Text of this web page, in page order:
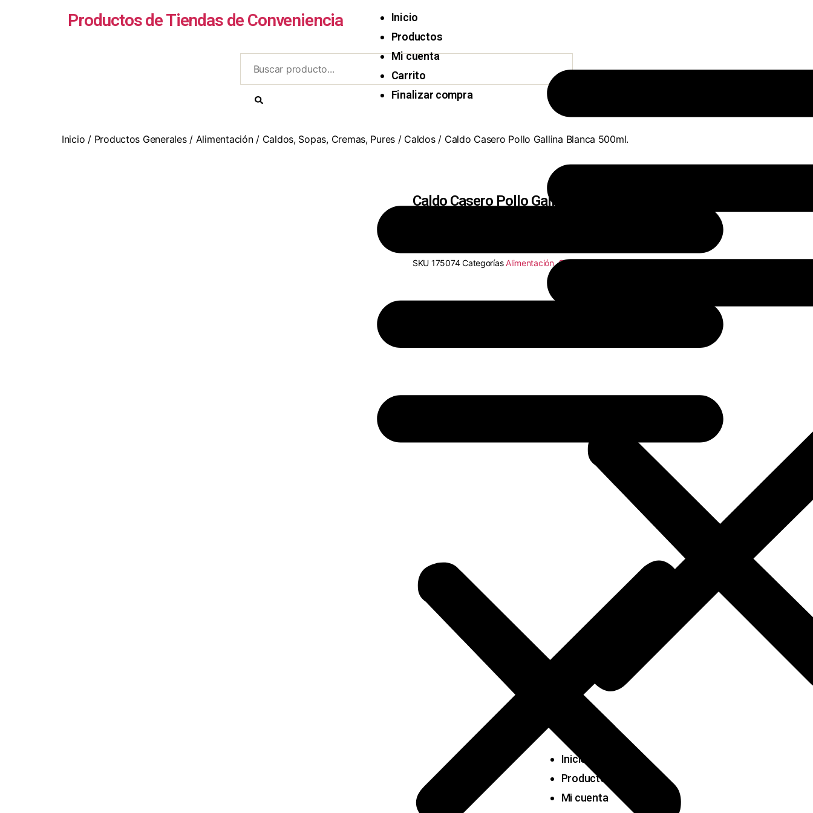
Productos de Tiendas de Conveniencia
Inicio
Productos
Mi cuenta
Carrito
Finalizar compra
Inicio
Productos
Mi cuenta
Inicio / Productos Generales/ Alimentación/ Caldos, Sopas, Cremas, Pures / Caldos/ Caldo Casero Pollo Gallina Blanca 500ml.
Caldo Casero Pollo Gallina Blanca 500ml.
SKU 175074Categorías Alimentación,Caldos,Productos Generales